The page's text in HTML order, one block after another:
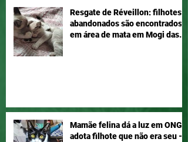
Resgate de Réveillon: filhotes
abandonados são encontrados
em área de mata em Mogi das
Mamãe felina dá a luz em ONG e
adota filhote que não era seu –